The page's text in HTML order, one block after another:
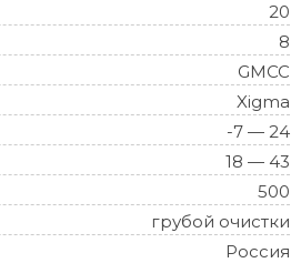
20
8
GMCC
Xigma
-7 — 24
18 — 43
500
грубой очистки
Россия